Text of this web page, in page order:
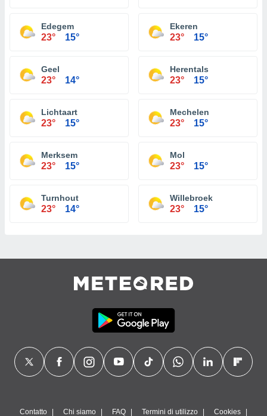
Edegem
23° 15°
Ekeren
23° 15°
Geel
23° 14°
Herentals
23° 15°
Lichtaart
23° 15°
Mechelen
23° 15°
Merksem
23° 15°
Mol
23° 15°
Turnhout
23° 14°
Willebroek
23° 15°
Contatto Chi siamo FAQ Termini di utilizzo Cookies